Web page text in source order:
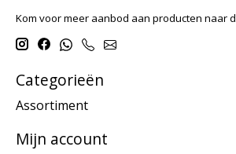
Kom voor meer aanbod aan producten naar
Categorieën
Assortiment
Mijn account